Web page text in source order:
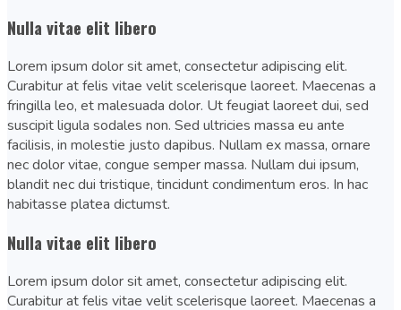
Nulla vitae elit libero
Lorem ipsum dolor sit amet, consectetur adipiscing elit.
Curabitur at felis vitae velit scelerisque laoreet. Maecenas a
fringilla leo, et malesuada dolor. Ut feugiat laoreet dui, sed
suscipit ligula sodales non. Sed ultricies massa eu ante
facilisis, in molestie justo dapibus. Nullam ex massa, ornare
nec dolor vitae, congue semper massa. Nullam dui ipsum,
blandit nec dui tristique, tincidunt condimentum eros. In hac
habitasse platea dictumst.
Nulla vitae elit libero
Lorem ipsum dolor sit amet, consectetur adipiscing elit.
Curabitur at felis vitae velit scelerisque laoreet. Maecenas a